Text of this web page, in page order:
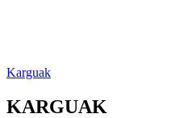
Karguak
KARGUAK